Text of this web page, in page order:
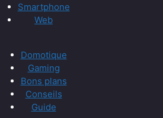
Smartphone
Web
Domotique
Gaming
Bons plans
Conseils
Guide